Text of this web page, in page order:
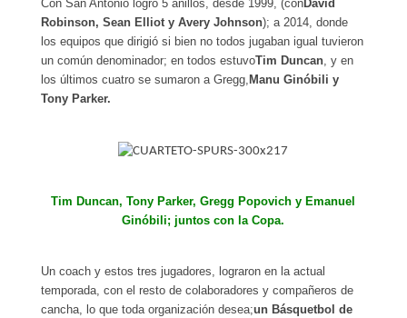
Con San Antonio logró 5 anillos, desde 1999, (conDavid
Robinson, Sean Elliot y Avery Johnson); a 2014, donde
los equipos que dirigió si bien no todos jugaban igual tuvieron
un común denominador; en todos estuvoTim Duncan, y en
los últimos cuatro se sumaron a Gregg, Manu Ginóbili y
Tony Parker.
Tim Duncan, Tony Parker, Gregg Popovich y Emanuel
Ginóbili; juntos con la Copa.
Un coach y estos tres jugadores, lograron en la actual
temporada, con el resto de colaboradores y compañeros de
cancha, lo que toda organización desea;un Básquetbol de